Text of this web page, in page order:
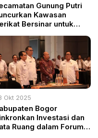
Gunung Putri
Kawasan
Bersinar untuk
Okt 2025
Bogor
Investasi dan
Ruang dalam Forum